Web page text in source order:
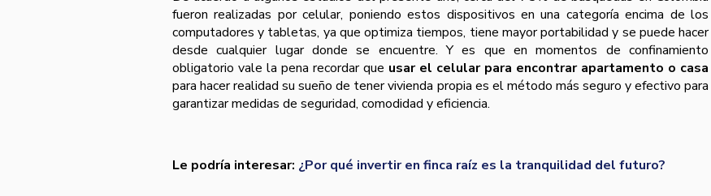
fueron realizadas por celular, poniendo estos dispositivos en una categoría encima de los
computadores y tabletas, ya que optimiza tiempos, tiene mayor portabilidad y se puede hacer
desde cualquier lugar donde se encuentre. Y es que en momentos de confinamiento
obligatorio vale la pena recordar que usar el celular para encontrar apartamento o casa
para hacer realidad su sueño de tener vivienda propia es el método más seguro y efectivo para
garantizar medidas de seguridad, comodidad y eficiencia.
Le podría interesar: ¿Por qué invertir en finca raíz es la tranquilidad del futuro?